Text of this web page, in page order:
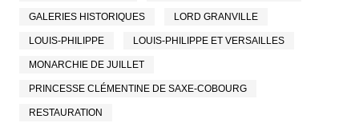
GALERIES HISTORIQUES LORD GRANVILLE
LOUIS-PHILIPPE LOUIS-PHILIPPE ET VERSAILLES
MONARCHIE DE JUILLET
PRINCESSE CLÉMENTINE DE SAXE-COBOURG
RESTAURATION